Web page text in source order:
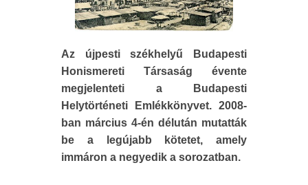
Az újpesti székhelyű Budapesti
Honismereti Társaság évente
megjelenteti a Budapesti
Helytörténeti Emlékkönyvet. 2008-
ban március 4-én délután mutatták
be a legújabb kötetet, amely
immáron a negyedik a sorozatban.